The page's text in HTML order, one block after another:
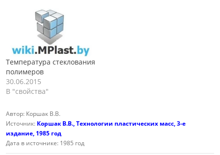
Температура стеклования
полимеров
30.06.2015
В "свойства"
Автор: Коршак В.В.
Источник: Коршак В.В., Технологии пластических масс, 3-е
издание, 1985 год
Дата в источнике: 1985 год